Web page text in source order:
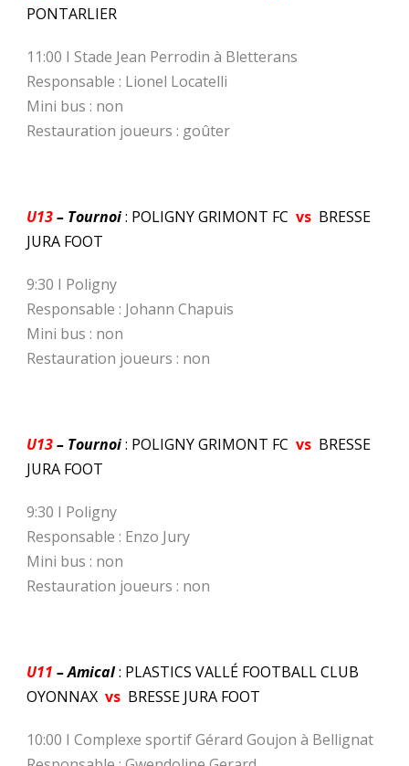
PONTARLIER
11:00 I Stade Jean Perrodin à Bletterans
Responsable : Lionel Locatelli
Mini bus : non
Restauration joueurs : goûter
U13– Tournoi: POLIGNY GRIMONT FC vs BRESSE
JURA FOOT
9:30 I Poligny
Responsable : Johann Chapuis
Mini bus : non
Restauration joueurs : non
U13– Tournoi: POLIGNY GRIMONT FC vs BRESSE
JURA FOOT
9:30 I Poligny
Responsable : Enzo Jury
Mini bus : non
Restauration joueurs : non
U11 – Amical: PLASTICS VALLÉ FOOTBALL CLUB
OYONNAX vs BRESSE JURA FOOT
10:00 I Complexe sportif Gérard Goujon à Bellignat